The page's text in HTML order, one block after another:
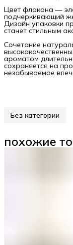
Цвет флакона —
подчеркивающий
Дизайн упаковки
станет стильным
Сочетание
ароматом
сохраняется на
незабываемое
Без категории
похожие